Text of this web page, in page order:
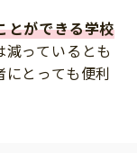
とができる学校
っているとも
とっても便利